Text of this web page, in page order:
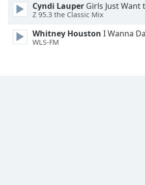
Cyndi Lauper Girls Just Want
Z 95.3 the Classic Mix
Whitney Houston I Wanna
WLS-FM